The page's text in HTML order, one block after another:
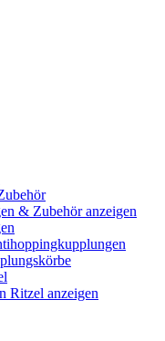
& Zubehör anzeigen
Ritzel anzeigen